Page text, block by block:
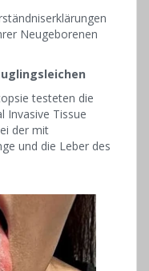
Neugeborenen
testeten die
Invasive Tissue
der mit
und die Leber des